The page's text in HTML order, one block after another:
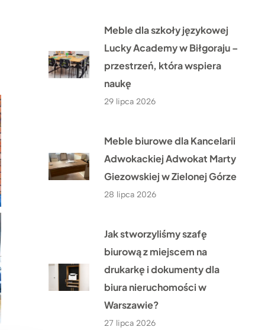
Meble dla szkoły językowej
Lucky Academy w Biłgoraju –
przestrzeń, która wspiera
naukę
29 lipca 2026
Meble biurowe dla Kancelarii
Adwokackiej Adwokat Marty
Giezowskiej w Zielonej Górze
28 lipca 2026
Jak stworzyliśmy szafę
biurową z miejscem na
drukarkę i dokumenty dla
biura nieruchomości w
Warszawie?
27 lipca 2026